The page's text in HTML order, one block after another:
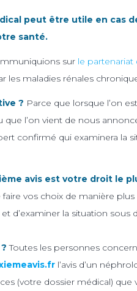
peut être utile en cas
santé.
sur le partenariat
les maladies rénales
? Parce que lorsque l’on
l’on vient de nous
confirmé qui examinera la
avis est votre droit le
vos choix de manière
d’examiner la situation sous
?Toutes les personnes
l’avis d’un
(votre dossier médical)